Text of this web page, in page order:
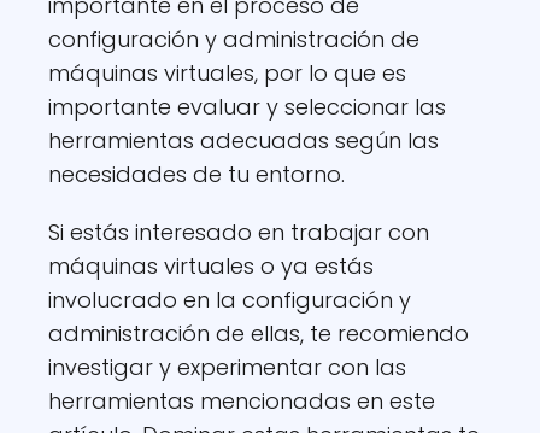
configuración y administración de
máquinas virtuales, por lo que es
importante evaluar y seleccionar las
herramientas adecuadas según las
necesidades de tu entorno.
Si estás interesado en trabajar con
máquinas virtuales o ya estás
involucrado en la configuración y
administración de ellas, te recomiendo
investigar y experimentar con las
herramientas mencionadas en este